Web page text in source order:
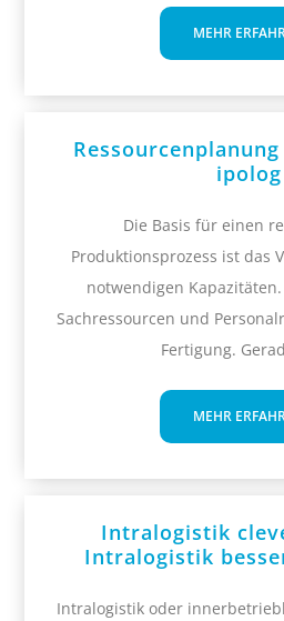
MEHR
ipolog
Die Basis für einen
Produktionsprozess ist das
notwendigen
Sachressourcen und
Fertigung.
MEHR
Intralogistik
Intralogistik
Intralogistik oder